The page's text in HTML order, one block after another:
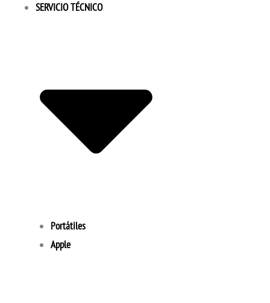
SERVICIO TÉCNICO
Portátiles
Apple